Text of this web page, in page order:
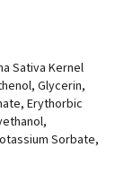
Sativa Kernel
Glycerin,
Erythorbic
Sorbate,